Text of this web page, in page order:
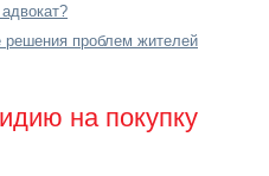
решения проблем жителей
на покупку